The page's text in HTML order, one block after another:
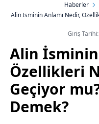
Haberler
Alin İsminin Anlamı Nedir,
Giriş
Alin İsminin
Özellikleri
Geçiyor
Demek?